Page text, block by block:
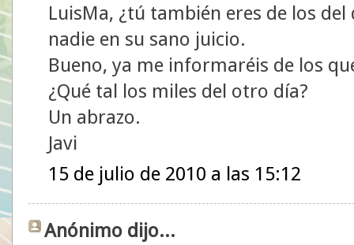
LuisMa, ¿tú también eres de los
nadie en su sano juicio.
Bueno, ya me informaréis de los
¿Qué tal los miles del otro día?
Un abrazo.
Javi
15 de julio de 2010 a las 15:12
Anónimo dijo...